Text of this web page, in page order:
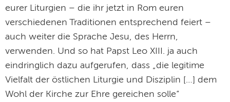
eurer Liturgien – die ihr jetzt in Rom euren
verschiedenen Traditionen entsprechend feiert –
auch weiter die Sprache Jesu, des Herrn,
verwenden. Und so hat Papst Leo XIII. ja auch
eindringlich dazu aufgerufen, dass „die legitime
Vielfalt der östlichen Liturgie und Disziplin […] dem
Wohl der Kirche zur Ehre gereichen solle“